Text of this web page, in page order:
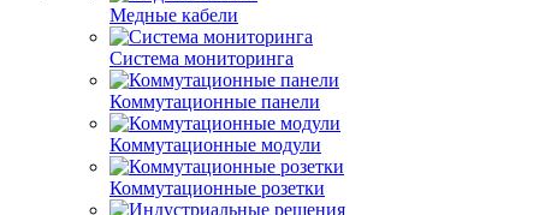
Медные кабели
Система мониторинга
Коммутационные панели
Коммутационные модули
Коммутационные розетки